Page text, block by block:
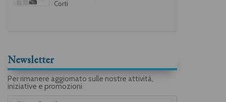
Corti
Newsletter
Per rimanere aggiornato sulle nostre attività,
iniziative e promozioni